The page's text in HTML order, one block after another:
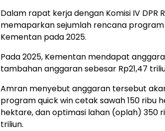
Dalam rapat kerja dengan Komisi IV DPR
memaparkan sejumlah rencana
Kementan pada 2025.
Pada 2025, Kementan mendapat
tambahan anggaran sebesar Rp21,47
Amran menyebut anggaran tersebut
program quick win cetak sawah 150 ribu
hektare, dan optimasi lahan (oplah) 350
triliun.